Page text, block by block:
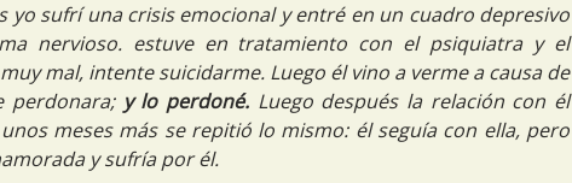
yo sufrí una crisis emocional y entré en un cuadro depresivo
nervioso. estuve en tratamiento con el psiquiatra y el
mal, intente suicidarme. Luego él vino a verme a causa de
perdonara; y lo perdoné. Luego después la relación con él
meses más se repitió lo mismo: él seguía con ella, pero
y sufría por él.